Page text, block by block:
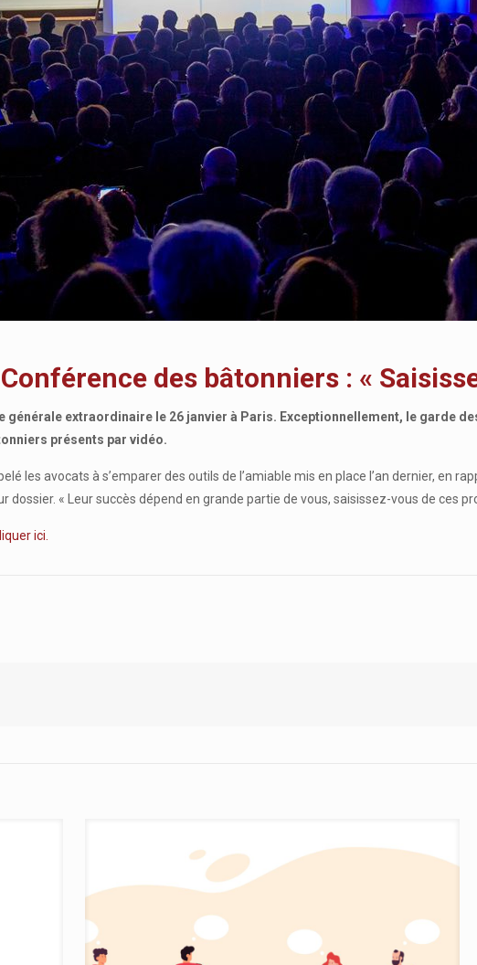
des bâtonniers : «
générale extraordinaire le 26 janvier à Paris. Exceptionnellement, le garde
présents par vidéo.
les avocats à s’emparer des outils de l’amiable mis en place l’an dernier, en
« Leur succès dépend en grande partie de vous, saisissez-vous de ces
ici.